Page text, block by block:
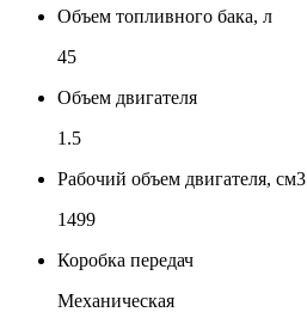
Объем топливного бака, л
45
Объем двигателя
1.5
Рабочий объем двигателя, см3
1499
Коробка передач
Механическая